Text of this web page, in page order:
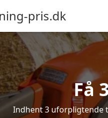
pris.dk
Få
Indhent 3 uforpligtende